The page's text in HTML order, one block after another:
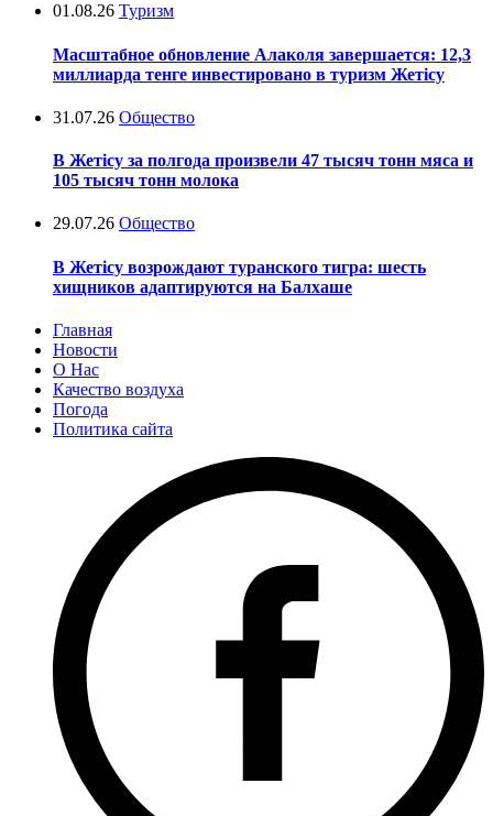
01.08.26 Туризм
Масштабное обновление Алаколя завершается: 12,3
миллиарда тенге инвестировано в туризм Жетісу
31.07.26 Общество
В Жетісу за полгода произвели 47 тысяч тонн мяса и
105 тысяч тонн молока
29.07.26 Общество
В Жетісу возрождают туранского тигра: шесть
хищников адаптируются на Балхаше
Главная
Новости
О Нас
Качество воздуха
Погода
Политика сайта